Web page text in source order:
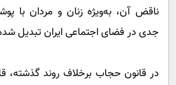
ناقض آن، به‌ویژه زنان و مردان با
جدی در فضای اجتماعی ایران تبدیل
در قانون حجاب برخلاف روند گذشته،